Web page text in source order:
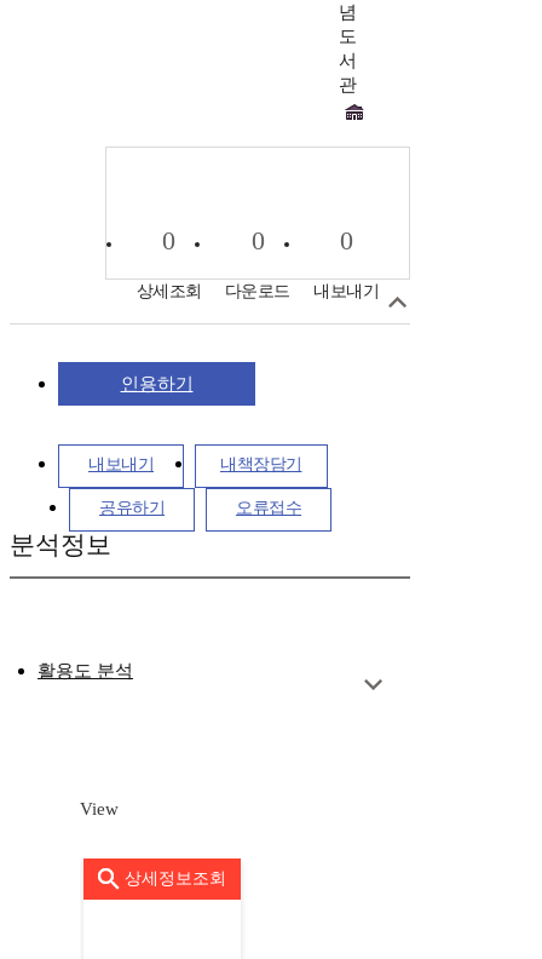
념
도
서
관
0
상세조회
0
다운로드
0
내보내기
인용하기
내보내기 내책장담기
공유하기 오류접수
분석정보
활용도 분석
View
상세정보조회